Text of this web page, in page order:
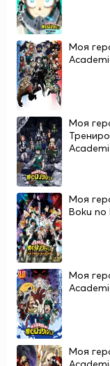
Моя
Моя
Моя
Boku no
Моя
Моя